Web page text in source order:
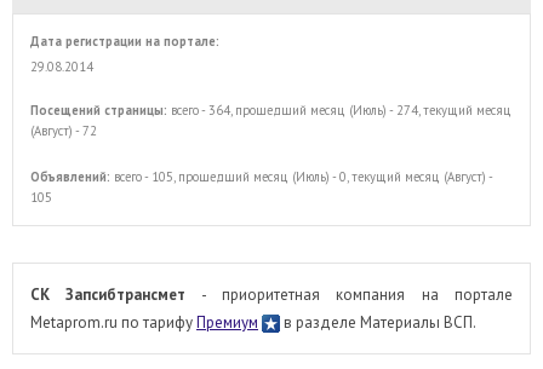
Дата регистрации на портале:
29.08.2014
Посещений страницы: всего - 364, прошедший месяц (Июль) - 274, текущий месяц
(Август) - 72
Объявлений: всего - 105, прошедший месяц (Июль) - 0, текущий месяц (Август) -
105
СК Запсибтрансмет - приоритетная компания на портале
Metaprom.ru по тарифуПремиум в разделе Материалы ВСП.